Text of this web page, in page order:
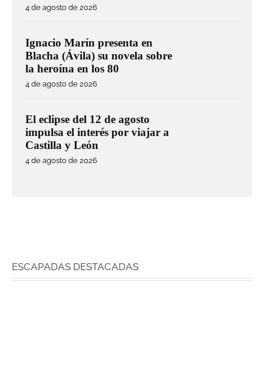
4 de agosto de 2026
Ignacio Marín presenta en
Blacha (Ávila) su novela sobre
la heroína en los 80
4 de agosto de 2026
El eclipse del 12 de agosto
impulsa el interés por viajar a
Castilla y León
4 de agosto de 2026
ESCAPADAS DESTACADAS